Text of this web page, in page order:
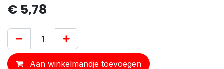
€ 5,78
Aan winkelmandje toevoegen